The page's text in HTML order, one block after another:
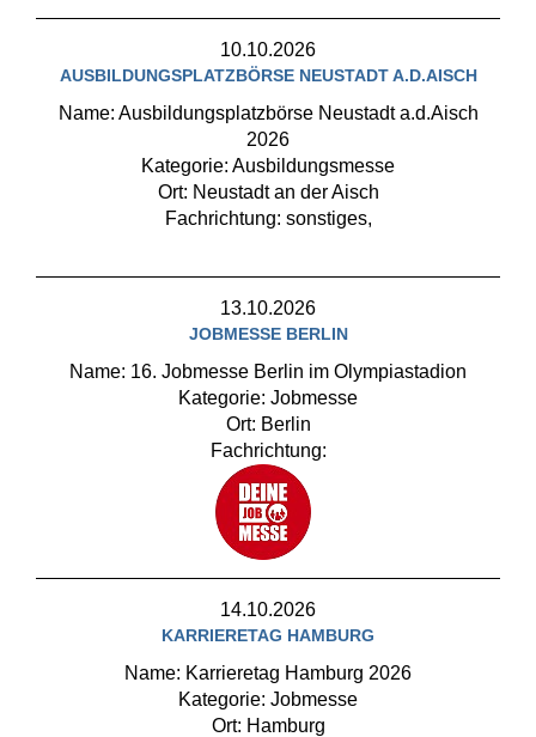
10.10.2026
AUSBILDUNGSPLATZBÖRSE NEUSTADT A.D.AISCH
Name: Ausbildungsplatzbörse Neustadt a.d.Aisch
2026
Kategorie: Ausbildungsmesse
Ort: Neustadt an der Aisch
Fachrichtung: sonstiges,
13.10.2026
JOBMESSE BERLIN
Name: 16. Jobmesse Berlin im Olympiastadion
Kategorie: Jobmesse
Ort: Berlin
Fachrichtung:
14.10.2026
KARRIERETAG HAMBURG
Name: Karrieretag Hamburg 2026
Kategorie: Jobmesse
Ort: Hamburg